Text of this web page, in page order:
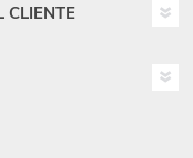
CLIENTE